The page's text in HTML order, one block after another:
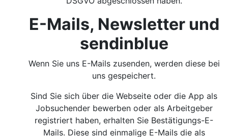
E-Mails, Newsletter und
sendinblue
Wenn Sie uns E-Mails zusenden, werden diese bei
uns gespeichert.
Sind Sie sich über die Webseite oder die App als
Jobsuchender bewerben oder als Arbeitgeber
registriert haben, erhalten Sie Bestätigungs-E-
Mails. Diese sind einmalige E-Mails die als